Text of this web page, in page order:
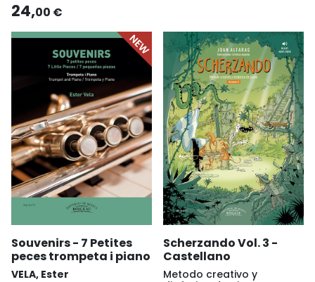
24,00 €
Souvenirs - 7 Petites
peces trompeta i piano
VELA, Ester
Scherzando Vol. 3 -
Castellano
Metodo creativo y